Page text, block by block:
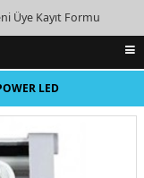
Üye Kayıt Formu
LED